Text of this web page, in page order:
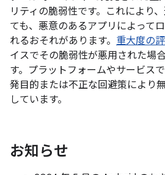
リティの脆弱性です。これにより
ても、悪意のあるアプリによって
れるおそれがあります。 重大度の
イスでその脆弱性が悪用された場
す。プラットフォームやサービス
発目的または不正な回避策により
しています。
お知らせ